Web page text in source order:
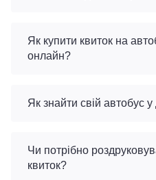
Як купити квиток на
онлайн?
Як знайти свій автобус у
Чи потрібно
квиток?